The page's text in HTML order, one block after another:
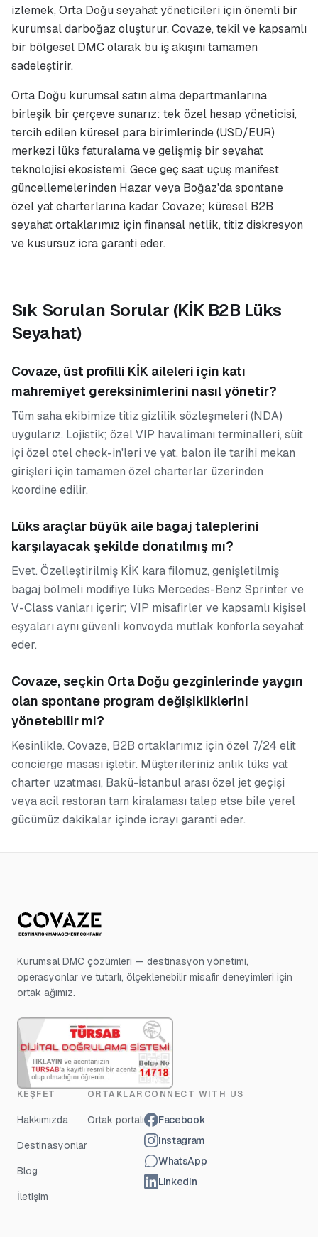
izlemek, Orta Doğu seyahat yöneticileri için önemli bir
kurumsal darboğaz oluşturur. Covaze, tekil ve kapsamlı
bir bölgesel DMC olarak bu iş akışını tamamen
sadeleştirir.
Orta Doğu kurumsal satın alma departmanlarına
birleşik bir çerçeve sunarız: tek özel hesap yöneticisi,
tercih edilen küresel para birimlerinde (USD/EUR)
merkezi lüks faturalama ve gelişmiş bir seyahat
teknolojisi ekosistemi. Gece geç saat uçuş manifest
güncellemelerinden Hazar veya Boğaz'da spontane
özel yat charterlarına kadar Covaze; küresel B2B
seyahat ortaklarımız için finansal netlik, titiz diskresyon
ve kusursuz icra garanti eder.
Sık Sorulan Sorular (KİK B2B Lüks
Seyahat)
Covaze, üst profilli KİK aileleri için katı
mahremiyet gereksinimlerini nasıl yönetir?
Tüm saha ekibimize titiz gizlilik sözleşmeleri (NDA)
uygularız. Lojistik; özel VIP havalimanı terminalleri, süit
içi özel otel check-in'leri ve yat, balon ile tarihi mekan
girişleri için tamamen özel charterlar üzerinden
koordine edilir.
Lüks araçlar büyük aile bagaj taleplerini
karşılayacak şekilde donatılmış mı?
Evet. Özelleştirilmiş KİK kara filomuz, genişletilmiş
bagaj bölmeli modifiye lüks Mercedes-Benz Sprinter ve
V-Class vanları içerir; VIP misafirler ve kapsamlı kişisel
eşyaları aynı güvenli konvoyda mutlak konforla seyahat
eder.
Covaze, seçkin Orta Doğu gezginlerinde yaygın
olan spontane program değişikliklerini
yönetebilir mi?
Kesinlikle. Covaze, B2B ortaklarımız için özel 7/24 elit
concierge masası işletir. Müşterileriniz anlık lüks yat
charter uzatması, Bakü-İstanbul arası özel jet geçişi
veya acil restoran tam kiralaması talep etse bile yerel
gücümüz dakikalar içinde icrayı garanti eder.
Kurumsal DMC çözümleri — destinasyon yönetimi,
operasyonlar ve tutarlı, ölçeklenebilir misafir deneyimleri için
ortak ağımız.
KEŞFET
Hakkımızda
Destinasyonlar
Blog
İletişim
ORTAKLAR
Ortak portalı
CONNECT WITH US
Facebook
Instagram
WhatsApp
LinkedIn